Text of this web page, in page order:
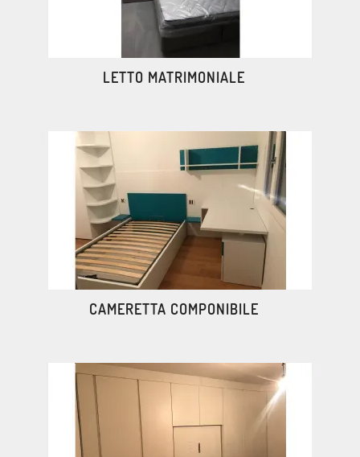
LETTO MATRIMONIALE
CAMERETTA COMPONIBILE